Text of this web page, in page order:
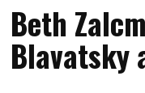
Beth
Blavatsky